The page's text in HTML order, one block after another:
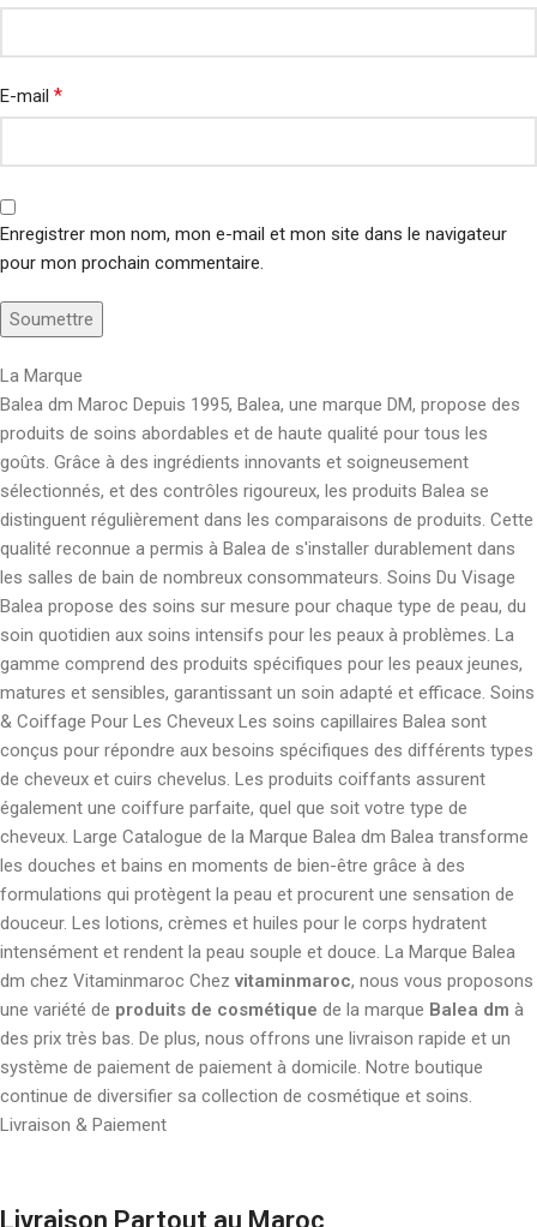
E-mail *
Enregistrer mon nom, mon e-mail et mon site dans le navigateur
pour mon prochain commentaire.
La Marque
Balea dm Maroc Depuis 1995, Balea, une marque DM, propose des
produits de soins abordables et de haute qualité pour tous les
goûts. Grâce à des ingrédients innovants et soigneusement
sélectionnés, et des contrôles rigoureux, les produits Balea se
distinguent régulièrement dans les comparaisons de produits. Cette
qualité reconnue a permis à Balea de s'installer durablement dans
les salles de bain de nombreux consommateurs. Soins Du Visage
Balea propose des soins sur mesure pour chaque type de peau, du
soin quotidien aux soins intensifs pour les peaux à problèmes. La
gamme comprend des produits spécifiques pour les peaux jeunes,
matures et sensibles, garantissant un soin adapté et efficace. Soins
& Coiffage Pour Les Cheveux Les soins capillaires Balea sont
conçus pour répondre aux besoins spécifiques des différents types
de cheveux et cuirs chevelus. Les produits coiffants assurent
également une coiffure parfaite, quel que soit votre type de
cheveux. Large Catalogue de la Marque Balea dm Balea transforme
les douches et bains en moments de bien-être grâce à des
formulations qui protègent la peau et procurent une sensation de
douceur. Les lotions, crèmes et huiles pour le corps hydratent
intensément et rendent la peau souple et douce. La Marque Balea
dm chez Vitaminmaroc Chez vitaminmaroc, nous vous proposons
une variété de produits de cosmétique de la marque Balea dm à
des prix très bas. De plus, nous offrons une livraison rapide et un
système de paiement de paiement à domicile. Notre boutique
continue de diversifier sa collection de cosmétique et soins.
Livraison & Paiement
Livraison Partout au Maroc